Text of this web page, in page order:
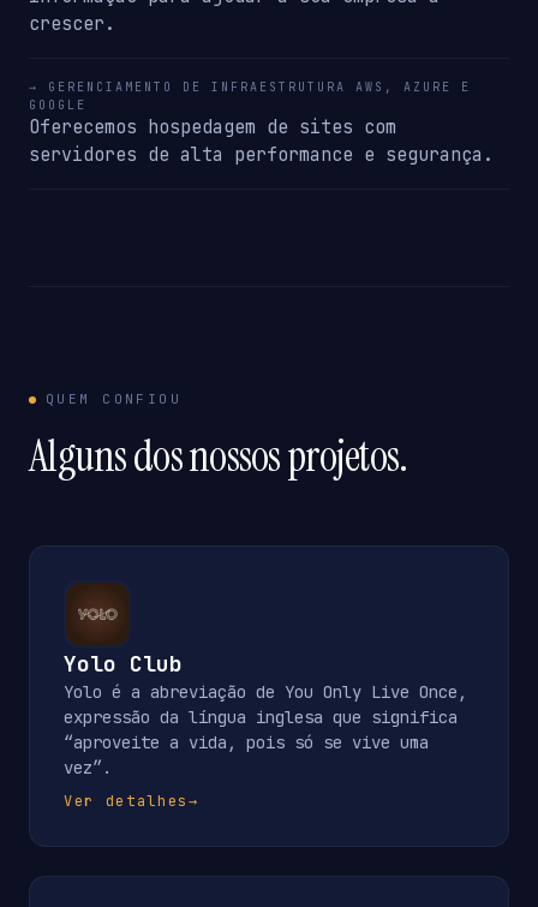
crescer.
→ GERENCIAMENTO DE INFRAESTRUTURA AWS, AZURE E
GOOGLE
Oferecemos hospedagem de sites com
servidores de alta performance e segurança.
QUEM CONFIOU
Alguns dos nossos projetos.
Yolo Club
Yolo é a abreviação de You Only Live Once,
expressão da língua inglesa que significa
“aproveite a vida, pois só se vive uma
vez”.
Ver detalhes→